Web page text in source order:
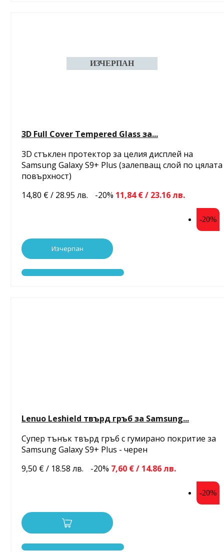
3D Full Cover Tempered Glass за...
3D стъклен протектор за целия дисплей на
Samsung Galaxy S9+ Plus (залепващ слой по цялата
повърхност)
14,80 € / 28.95 лв.
-20% 11,84 € / 23.16 лв.
-20%
Изчерпан
Lenuo Leshield твърд гръб за Samsung...
Супер тънък твърд гръб с гумирано покритие за
Samsung Galaxy S9+ Plus - черен
9,50 € / 18.58 лв.
-20% 7,60 € / 14.86 лв.
-20%